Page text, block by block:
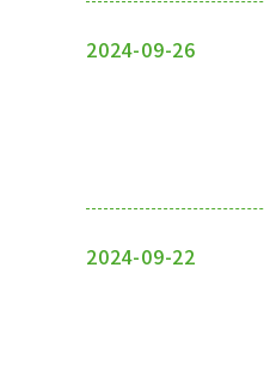
2024-09-26
2024-09-22